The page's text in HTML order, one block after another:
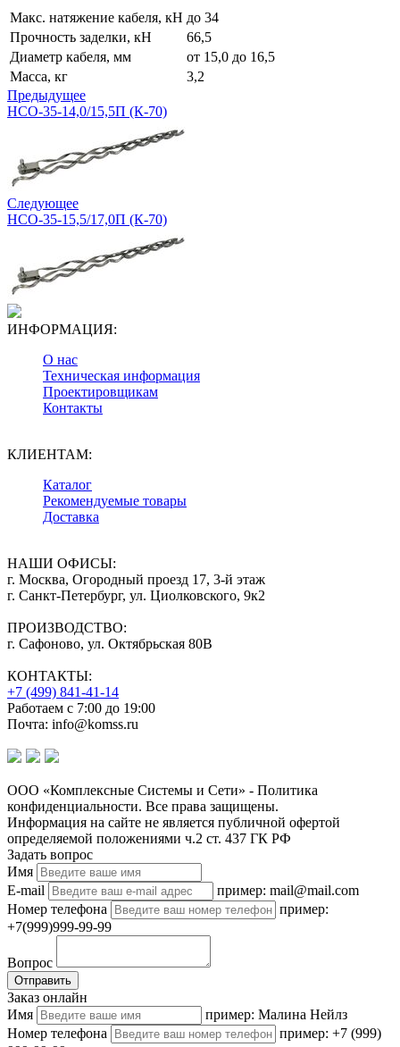
Макс. натяжение кабеля, кН до 34
Прочность заделки, кН
66,5
Диаметр кабеля, мм
от 15,0 до 16,5
Масса, кг
3,2
Предыдущее
НСО-35-14,0/15,5П (К-70)
Следующее
НСО-35-15,5/17,0П (К-70)
ИНФОРМАЦИЯ:
О нас
Техническая информация
Проектировщикам
Контакты
КЛИЕНТАМ:
Каталог
Рекомендуемые товары
Доставка
НАШИ ОФИСЫ:
г. Москва, Огородный проезд 17, 3-й этаж
г. Санкт-Петербург, ул. Циолковского, 9к2
ПРОИЗВОДСТВО:
г. Сафоново, ул. Октябрьская 80В
КОНТАКТЫ:
+7 (499) 841-41-14
Работаем с 7:00 до 19:00
Почта: info@komss.ru
ООО «Комплексные Системы и Сети» - Политика
конфиденциальности. Все права защищены.
Информация на сайте не является публичной офертой
определяемой положениями ч.2 ст. 437 ГК РФ
Задать вопрос
Имя
E-mail
пример: mail@mail.com
Номер телефона
пример:
+7(999)999-99-99
Вопрос
Отправить
Заказ онлайн
Имя
пример: Малина Нейлз
Номер телефона
пример: +7 (999)